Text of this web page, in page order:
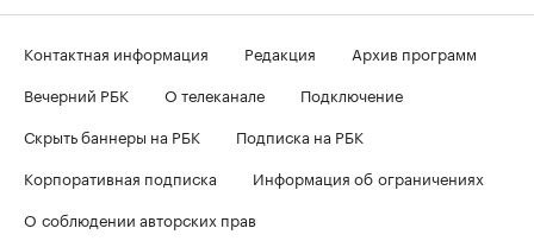
Контактная информация Редакция
Архив программ
Вечерний РБК
О телеканале
Подключение
Скрыть баннеры на РБК
Подписка на РБК
Корпоративная подписка
Информация об ограничениях
О соблюдении авторских прав